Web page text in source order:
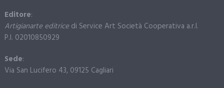
Editore:
Artigianarte editricedi Service Art Società Cooperativa a.r.l.
P.I. 02010850929
Sede:
Via San Lucifero 43, 09125 Cagliari